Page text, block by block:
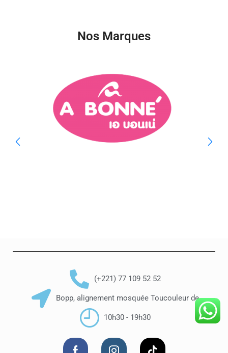
Nos Marques
(+221) 77 109 52 52
Bopp, alignement mosquée Toucouleur de
10h30 - 19h30